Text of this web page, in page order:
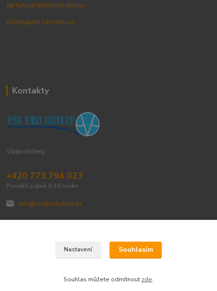
Jak fungují teflonové ubrusy
Odstoupení od smlouvy
Kontakty
Všeprohotely
+420 773 794 023
Pondělí-pátek 9-16 hodin
info@vseprohotely.eu
Upravit sběr cookies.
Nastavení Souhlasím
Souhlas můžete odmítnout zde.